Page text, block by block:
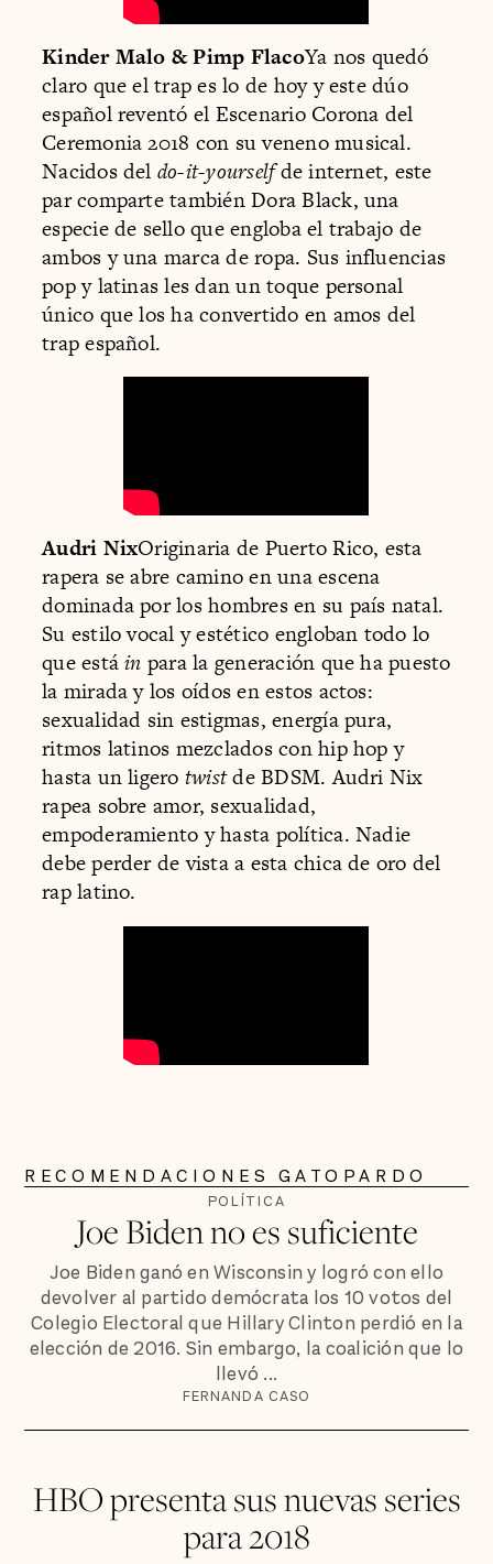
Kinder Malo & Pimp FlacoYa nos quedó
claro que el trap es lo de hoy y este dúo
español reventó el Escenario Corona del
Ceremonia 2018 con su veneno musical.
Nacidos del do-it-yourselfde internet, este
par comparte también Dora Black, una
especie de sello que engloba el trabajo de
ambos y una marca de ropa. Sus influencias
pop y latinas les dan un toque personal
único que los ha convertido en amos del
trap español.
Audri NixOriginaria de Puerto Rico, esta
rapera se abre camino en una escena
dominada por los hombres en su país natal.
Su estilo vocal y estético engloban todo lo
que estáin para la generación que ha puesto
la mirada y los oídos en estos actos:
sexualidad sin estigmas, energía pura,
ritmos latinos mezclados con hip hop y
hasta un ligero twistde BDSM. Audri Nix
rapea sobre amor, sexualidad,
empoderamiento y hasta política. Nadie
debe perder de vista a esta chica de oro del
rap latino.
RECOMENDACIONES GATOPARDO
POLÍTICA
Joe Biden no es suficiente
Joe Biden ganó en Wisconsin y logró con ello
devolver al partido demócrata los 10 votos del
Colegio Electoral que Hillary Clinton perdió en la
elección de 2016. Sin embargo, la coalición que lo
llevó ...
FERNANDA CASO
HBO presenta sus nuevas series
para 2018